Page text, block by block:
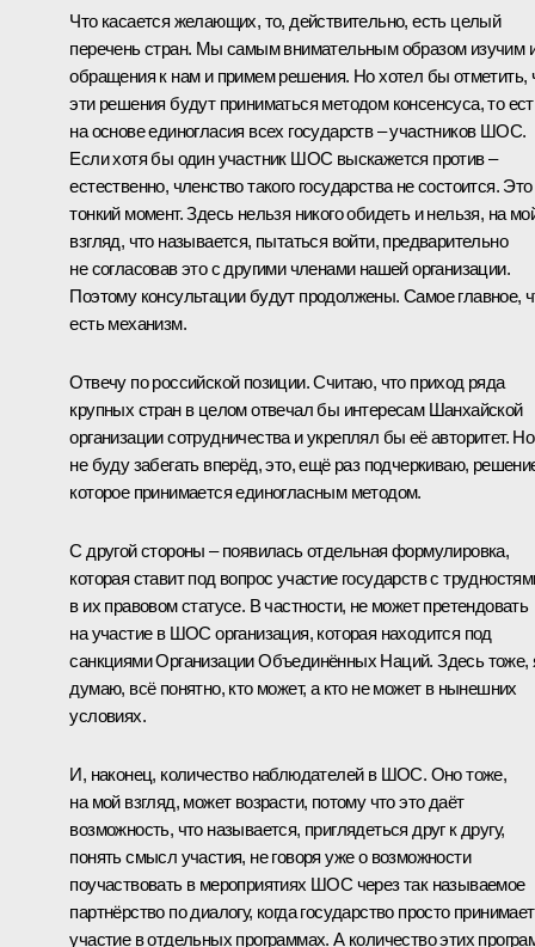
Что касается желающих, то, действительно, есть целый
перечень стран. Мы самым внимательным образом изучим
обращения к нам и примем решения. Но хотел бы отметить,
эти решения будут приниматься методом консенсуса, то
на основе единогласия всех государств – участников ШОС.
Если хотя бы один участник ШОС выскажется против –
естественно, членство такого государства не состоится. Это
тонкий момент. Здесь нельзя никого обидеть и нельзя, на
взгляд, что называется, пытаться войти, предварительно
не согласовав это с другими членами нашей организации.
Поэтому консультации будут продолжены. Самое главное,
есть механизм.
Отвечу по российской позиции. Считаю, что приход ряда
крупных стран в целом отвечал бы интересам Шанхайской
организации сотрудничества и укреплял бы её авторитет.
не буду забегать вперёд, это, ещё раз подчеркиваю,
которое принимается единогласным методом.
С другой стороны – появилась отдельная формулировка,
которая ставит под вопрос участие государств с
в их правовом статусе. В частности, не может претендовать
на участие в ШОС организация, которая находится под
санкциями Организации Объединённых Наций. Здесь тоже,
думаю, всё понятно, кто может, а кто не может в нынешних
условиях.
И, наконец, количество наблюдателей в ШОС. Оно тоже,
на мой взгляд, может возрасти, потому что это даёт
возможность, что называется, приглядеться друг к другу,
понять смысл участия, не говоря уже о возможности
поучаствовать в мероприятиях ШОС через так называемое
партнёрство по диалогу, когда государство просто принимает
участие в отдельных программах. А количество этих